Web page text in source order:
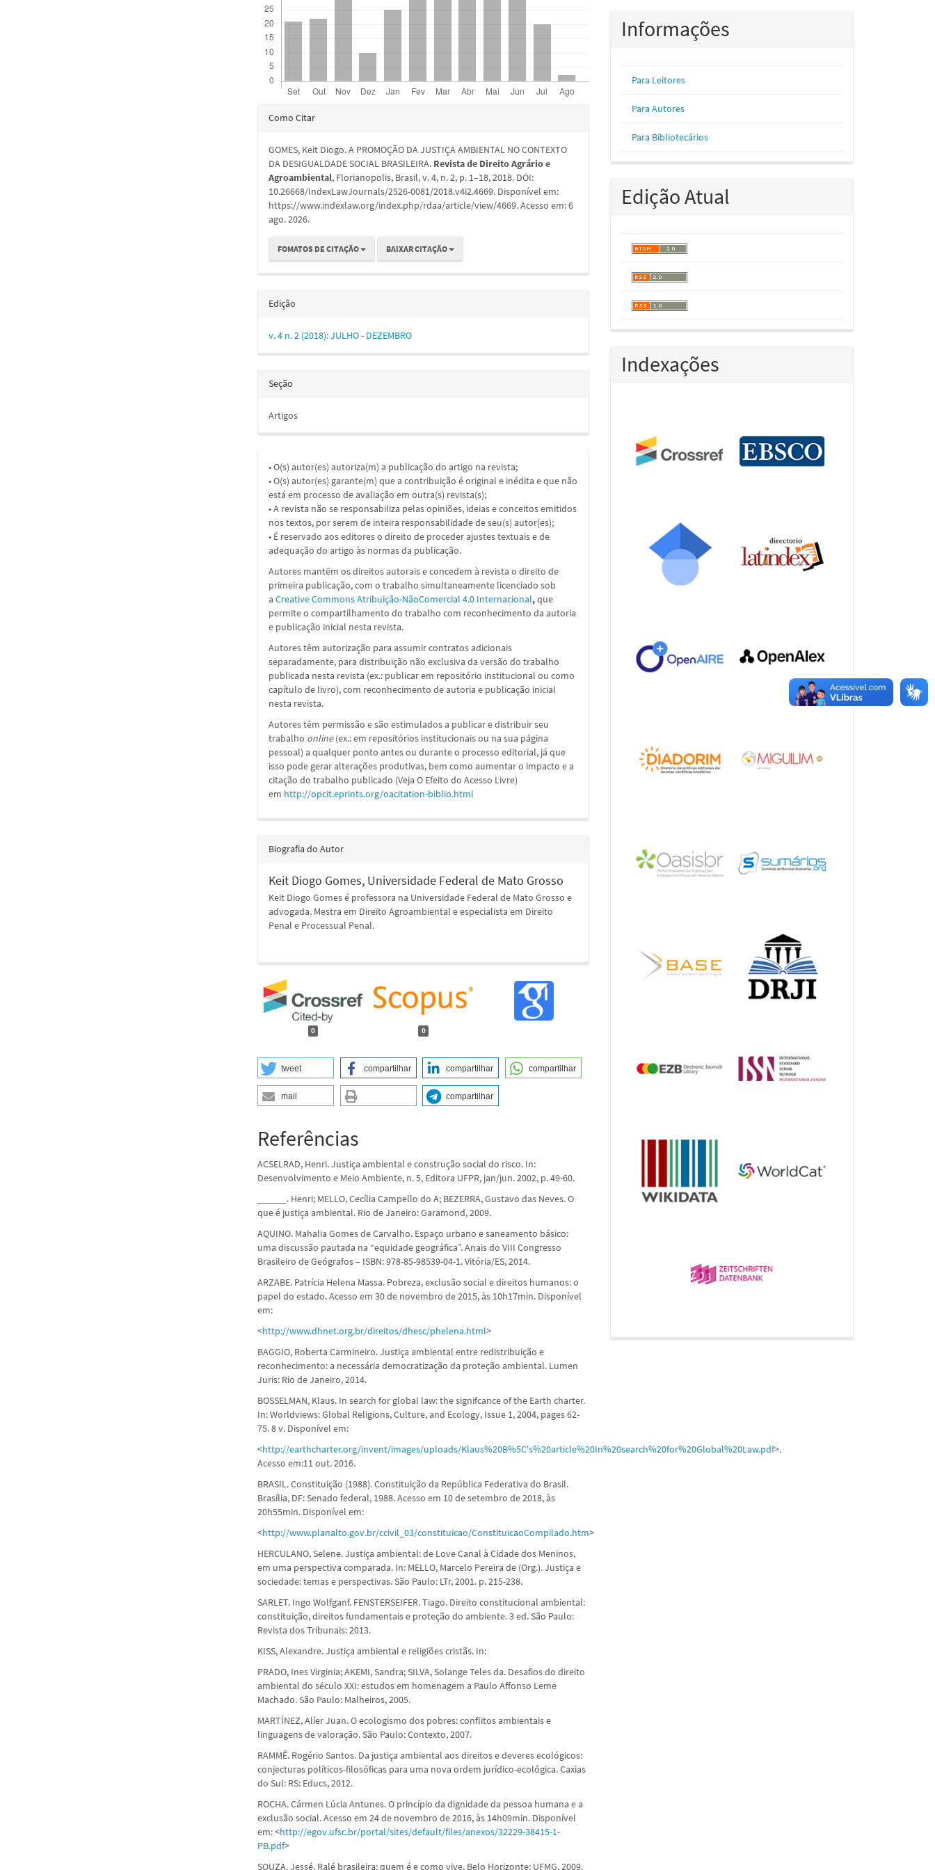
Detalhes
artigo
Como Citar
GOMES, Keit Diogo. A PROMOÇÃO DA JUSTIÇA AMBIENTAL NO CONTEXTO
DA DESIGUALDADE SOCIAL BRASILEIRA. Revista de Direito Agrário e
Agroambiental, Florianopolis, Brasil, v. 4, n. 2, p. 1–18, 2018. DOI:
10.26668/IndexLawJournals/2526-0081/2018.v4i2.4669. Disponível em:
https://www.indexlaw.org/index.php/rdaa/article/view/4669. Acesso em: 6
ago. 2026.
FOMATOS DE CITAÇÃO BAIXAR CITAÇÃO
Edição
v. 4 n. 2 (2018): JULHO - DEZEMBRO
Seção
Artigos
• O(s) autor(es) autoriza(m) a publicação do artigo na revista;
• O(s) autor(es) garante(m) que a contribuição é original e inédita e que não
está em processo de avaliação em outra(s) revista(s);
• A revista não se responsabiliza pelas opiniões, ideias e conceitos emitidos
nos textos, por serem de inteira responsabilidade de seu(s) autor(es);
• É reservado aos editores o direito de proceder ajustes textuais e de
adequação do artigo às normas da publicação.
Autores mantêm os direitos autorais e concedem à revista o direito de
primeira publicação, com o trabalho simultaneamente licenciado sob
aCreative Commons Atribuição-NãoComercial 4.0 Internacional,que
permite o compartilhamento do trabalho com reconhecimento da autoria
e publicação inicial nesta revista.
Autores têm autorização para assumir contratos adicionais
separadamente, para distribuição não exclusiva da versão do trabalho
publicada nesta revista (ex.: publicar em repositório institucional ou como
capítulo de livro), com reconhecimento de autoria e publicação inicial
nesta revista.
Autores têm permissão e são estimulados a publicar e distribuir seu
trabalho online(ex.: em repositórios institucionais ou na sua página
pessoal) a qualquer ponto antes ou durante o processo editorial, já que
isso pode gerar alterações produtivas, bem como aumentar o impacto e a
citação do trabalho publicado (Veja O Efeito do Acesso Livre)
em http://opcit.eprints.org/oacitation-biblio.html
Biografia do Autor
Keit Diogo Gomes, Universidade Federal de Mato Grosso
Keit Diogo Gomes é professora na Universidade Federal de Mato Grosso e
advogada. Mestra em Direito Agroambiental e especialista em Direito
Penal e Processual Penal.
0 0
tweet compartilhar compartilhar compartilhar
mail compartilhar
Referências
ACSELRAD, Henri. Justiça ambiental e construção social do risco. In:
Desenvolvimento e Meio Ambiente, n. 5, Editora UFPR, jan/jun. 2002, p. 49-60.
______. Henri; MELLO, Cecília Campello do A; BEZERRA, Gustavo das Neves. O
que é justiça ambiental. Rio de Janeiro: Garamond, 2009.
AQUINO. Mahalia Gomes de Carvalho. Espaço urbano e saneamento básico:
uma discussão pautada na “equidade geográfica”. Anais do VIII Congresso
Brasileiro de Geógrafos – ISBN: 978-85-98539-04-1. Vitória/ES, 2014.
ARZABE. Patrícia Helena Massa. Pobreza, exclusão social e direitos humanos: o
papel do estado. Acesso em 30 de novembro de 2015, às 10h17min. Disponível
em:
<http://www.dhnet.org.br/direitos/dhesc/phelena.html>
BAGGIO, Roberta Carmineiro. Justiça ambiental entre redistribuição e
reconhecimento: a necessária democratização da proteção ambiental. Lumen
Juris: Rio de Janeiro, 2014.
BOSSELMAN, Klaus. In search for global law: the signifcance of the Earth charter.
In: Worldviews: Global Religions, Culture, and Ecology, Issue 1, 2004, pages 62-
75. 8 v. Disponível em:
<http://earthcharter.org/invent/images/uploads/Klaus%20B%5C's%20article%20In%20search%20for%20Global%20Law.pdf>.
Acesso em:11 out. 2016.
BRASIL. Constituição (1988). Constituição da República Federativa do Brasil.
Brasília, DF: Senado federal, 1988. Acesso em 10 de setembro de 2018, às
20h55min. Disponível em:
<http://www.planalto.gov.br/ccivil_03/constituicao/ConstituicaoCompilado.htm>
HERCULANO, Selene. Justiça ambiental: de Love Canal à Cidade dos Meninos,
em uma perspectiva comparada. In: MELLO, Marcelo Pereira de (Org.). Justiça e
sociedade: temas e perspectivas. São Paulo: LTr, 2001. p. 215-238.
SARLET. Ingo Wolfganf. FENSTERSEIFER. Tiago. Direito constitucional ambiental:
constituição, direitos fundamentais e proteção do ambiente. 3 ed. São Paulo:
Revista dos Tribunais: 2013.
KISS, Alexandre. Justiça ambiental e religiões cristãs. In:
PRADO, Ines Virginia; AKEMI, Sandra; SILVA, Solange Teles da. Desafios do direito
ambiental do século XXI: estudos em homenagem a Paulo Affonso Leme
Machado. São Paulo: Malheiros, 2005.
MARTÍNEZ, Alíer Juan. O ecologismo dos pobres: conflitos ambientais e
linguagens de valoração. São Paulo: Contexto, 2007.
RAMMÊ. Rogério Santos. Da justiça ambiental aos direitos e deveres ecológicos:
conjecturas políticos-filosóficas para uma nova ordem jurídico-ecológica. Caxias
do Sul: RS: Educs, 2012.
ROCHA. Cármen Lúcia Antunes. O princípio da dignidade da pessoa humana e a
exclusão social. Acesso em 24 de novembro de 2016, às 14h09min. Disponível
em: <http://egov.ufsc.br/portal/sites/default/files/anexos/32229-38415-1-
PB.pdf>
SOUZA. Jessé. Ralé brasileira: quem é e como vive. Belo Horizonte: UFMG, 2009.
Informações
Para Leitores
Para Autores
Para Bibliotecários
Edição Atual
Indexações